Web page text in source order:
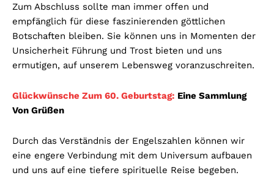
Zum Abschluss sollte man immer offen und
empfänglich für diese faszinierenden göttlichen
Botschaften bleiben. Sie können uns in Momenten der
Unsicherheit Führung und Trost bieten und uns
ermutigen, auf unserem Lebensweg voranzuschreiten.
Glückwünsche Zum 60. Geburtstag: Eine Sammlung
Von Grüßen
Durch das Verständnis der Engelszahlen können wir
eine engere Verbindung mit dem Universum aufbauen
und uns auf eine tiefere spirituelle Reise begeben.